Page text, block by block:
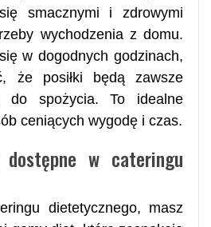
smacznymi i zdrowymi
wychodzenia z domu.
w dogodnych godzinach,
że posiłki będą zawsze
do spożycia. To idealne
ceniących wygodę i czas.
w cateringu
dietetycznego, masz